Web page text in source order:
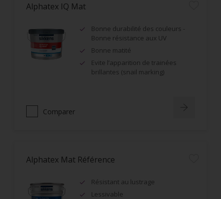
Alphatex IQ Mat
Bonne durabilité des couleurs -
Bonne résistance aux UV
Bonne matité
Evite l’apparition de trainées
brillantes (snail marking)
Comparer
Alphatex Mat Référence
Résistant au lustrage
Lessivable